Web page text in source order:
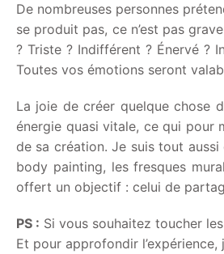
De nombreuses personnes
se produit pas, ce n’est pas
? Triste ? Indifférent ? Énervé ?
Toutes vos émotions seront
La joie de créer quelque chose
énergie quasi vitale, ce qui pour
de sa création. Je suis tout
body painting, les fresques
offert un objectif : celui de
PS : Si vous souhaitez toucher
Et pour approfondir